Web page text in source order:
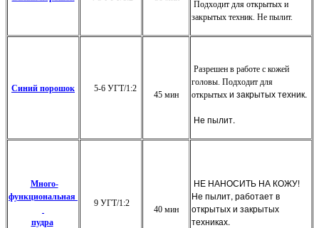
Подходит для открытых и
закрытых техник. Не пылит.
Синий порошок 5-6 УГТ/1:2
45 мин
Разрешен в работе с кожей
головы. Подходит для
открытых и закрытыхтехник.
Не пылит.
Много-
функциональная
пудра
9 УГТ/1:2
40 мин
НЕ НАНОСИТЬ НА КОЖУ!
Не пылит, работает в
открытыхи закрытых
техниках.